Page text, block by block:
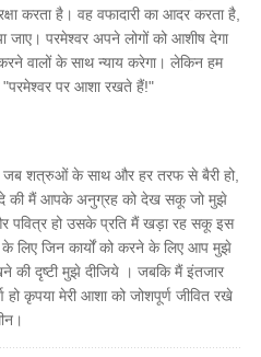
करता है। वह वफादारी का आदर करता है,
जाए। परमेश्वर अपने लोगों को आशीष देगा
वालों के साथ न्याय करेगा। लेकिन हम
पर आशा रखते हैं!"
जब शत्रुओं के साथ और हर तरफ से बैरी हो,
की मैं आपके अनुग्रह को देख सकू जो मुझे
पवित्र हो उसके प्रति मैं खड़ा रह सकू इस
के लिए जिन कार्यों को करने के लिए आप मुझे
की दृष्टी मुझे दीजिये । जबकि मैं इंतजार
हो कृपया मेरी आशा को जोशपूर्ण जीवित रखे